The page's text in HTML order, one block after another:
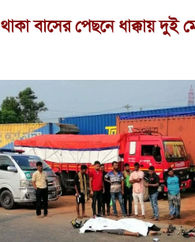
থাকা বাসের পেছনে ধাক্কায়